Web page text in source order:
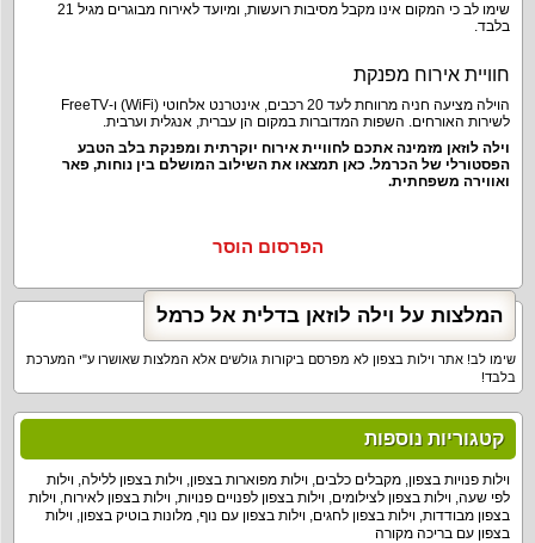
שימו לב כי המקום אינו מקבל מסיבות רועשות, ומיועד לאירוח מבוגרים מגיל 21
בלבד.
חוויית אירוח מפנקת
הוילה מציעה חניה מרווחת לעד 20 רכבים, אינטרנט אלחוטי (WiFi) ו-FreeTV
לשירות האורחים. השפות המדוברות במקום הן עברית, אנגלית וערבית.
וילה לוזאן מזמינה אתכם לחוויית אירוח יוקרתית ומפנקת בלב הטבע
הפסטורלי של הכרמל. כאן תמצאו את השילוב המושלם בין נוחות, פאר
ואווירה משפחתית.
הפרסום הוסר
המלצות על וילה לוזאן בדלית אל כרמל
שימו לב! אתר וילות בצפון לא מפרסם ביקורות גולשים אלא המלצות שאושרו ע"י המערכת
בלבד!
קטגוריות נוספות
וילות פנויות בצפון, מקבלים כלבים, וילות מפוארות בצפון, וילות בצפון ללילה, וילות
לפי שעה, וילות בצפון לצילומים, וילות בצפון לפנויים פנויות, וילות בצפון לאירוח, וילות
בצפון מבודדות, וילות בצפון לחגים, וילות בצפון עם נוף, מלונות בוטיק בצפון, וילות
בצפון עם בריכה מקורה